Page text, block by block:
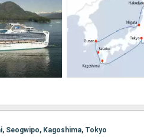
Seogwipo, Kagoshima, Tokyo